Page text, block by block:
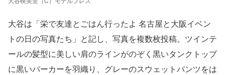
大谷は「栄で友達とごはん行ったよ 名古屋と大阪イベン
トの日の写真たち」と記し、写真を複数枚投稿。ツインテ
ールの髪型に美しい肩のラインがのぞく黒いタンクトップ
に黒いパーカーを羽織り、グレーのスウェットパンツをは